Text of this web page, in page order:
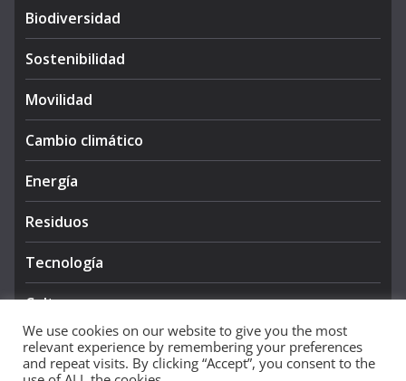
Biodiversidad
Sostenibilidad
Movilidad
Cambio climático
Energía
Residuos
Tecnología
Cultura
We use cookies on our website to give you the most
relevant experience by remembering your preferences
and repeat visits. By clicking “Accept”, you consent to the